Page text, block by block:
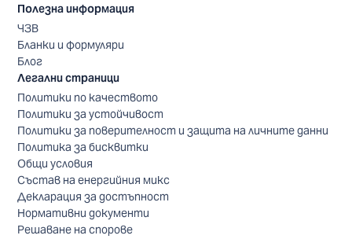
Полезна информация
ЧЗВ
Бланки и формуляри
Блог
Легални страници
Политики по качеството
Политики за устойчивост
Политики за поверителност и защита на личните данни
Политика за бисквитки
Общи условия
Състав на енергийния микс
Декларация за достъпност
Нормативни документи
Решаване на спорове